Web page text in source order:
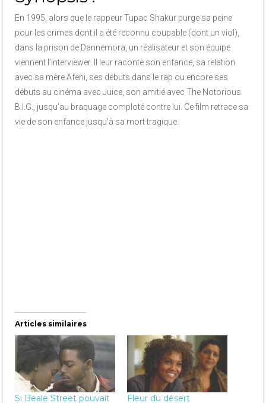
En 1995, alors que le rappeur Tupac Shakur purge sa peine
pour les crimes dont il a été reconnu coupable (dont un viol),
dans la prison de Dannemora, un réalisateur et son équipe
viennent l’interviewer. Il leur raconte son enfance, sa relation
avec sa mère Afeni, ses débuts dans le rap ou encore ses
débuts au cinéma avec Juice, son amitié avec The Notorious
B.I.G., jusqu’au braquage comploté contre lui. Ce film retrace sa
vie de son enfance jusqu’à sa mort tragique.
Articles similaires
Si Beale Street pouvait
Fleur du désert